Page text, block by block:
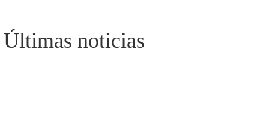
Últimas noticias